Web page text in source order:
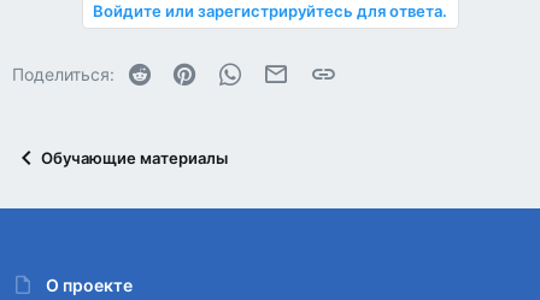
Войдите или зарегистрируйтесь для ответа.
Поделиться: Reddit PinterestWhatsAppЭлектронная почта
Ссылка
Обучающие материалы
О проекте